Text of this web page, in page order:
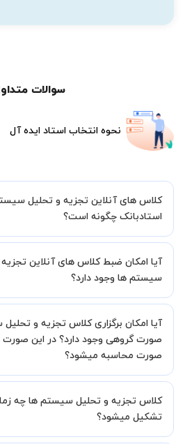
سوالات
نحوه انتخاب استاد ایده آل
کلاس های آنلاین تجزیه و تحلیل
استادبانک چگونه است؟
شما میدهیم که استاد شما پیش از جلسه تمامی
یک کلاس آنلاین با کیفیت و مفید را به شما
آیا امکان ضبط کلاس های آنلاین
سیستم ها وجود دارد؟
کنید.
آیا امکان برگزاری کلاس تجزیه و
صورت گروهی وجود دارد؟ در این صورت
صورت محاسبه میشود؟
هستند اما در صورتیکه مایل هستید کلاس ها
آشنایان خود به صورت گروهی برگزار کنید، این
کلاس تجزیه و تحلیل سیستم ها چه
تشکیل میشود؟